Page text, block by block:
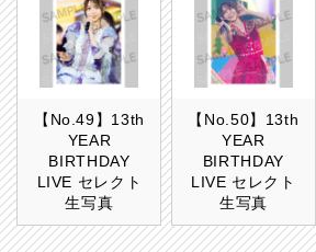
【No.49】13th
YEAR
BIRTHDAY
LIVE セレクト
生写真
【No.50】13th
YEAR
BIRTHDAY
LIVE セレクト
生写真